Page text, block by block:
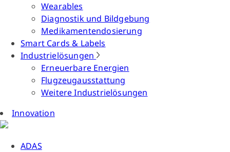
Wearables
Diagnostik und Bildgebung
Medikamentendosierung
Smart Cards & Labels
Industrielösungen
Erneuerbare Energien
Flugzeugausstattung
Weitere Industrielösungen
Innovation
ADAS